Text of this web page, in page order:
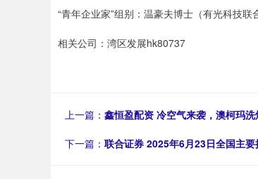
“青年企业家”组别：温豪夫博士（有光科技联
相关公司：湾区发展hk80737
上一篇： 鑫恒盈配资 冷空气来袭，澳柯玛
下一篇： 联合证券 2025年6月23日全国主